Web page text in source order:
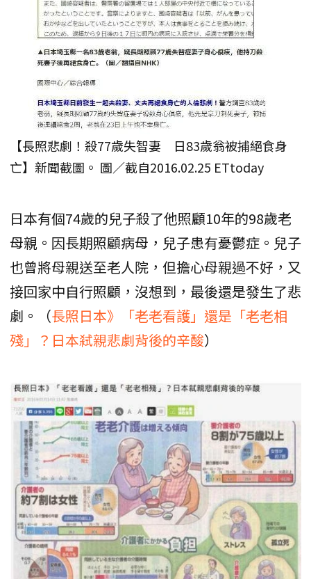
【長照悲劇！殺77歲失智妻 日83歲翁被捕絕食身
亡】新聞截圖。 圖／截自2016.02.25 ETtoday
日本有個74歲的兒子殺了他照顧10年的98歲老
母親。因長期照顧病母，兒子患有憂鬱症。兒子
也曾將母親送至老人院，但擔心母親過不好，又
接回家中自行照顧，沒想到，最後還是發生了悲
劇。（長照日本》「老老看護」還是「老老相
殘」？日本弒親悲劇背後的辛酸）